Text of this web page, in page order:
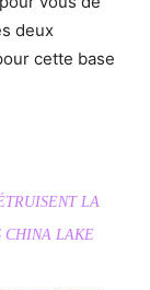
deux
cette base
LA
CHINA LAKE